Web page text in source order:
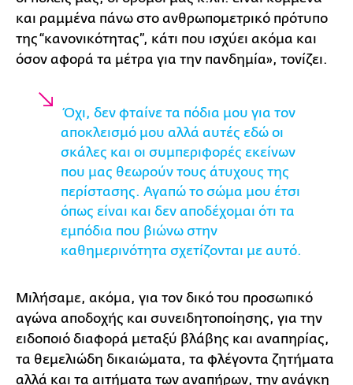
και ραμμένα πάνω στο ανθρωπομετρικό πρότυπο
της “κανονικότητας”, κάτι που ισχύει ακόμα και
όσον αφορά τα μέτρα για την πανδημία», τονίζει.
Όχι, δεν φταίνε τα πόδια μου για τον
αποκλεισμό μου αλλά αυτές εδώ οι
σκάλες και οι συμπεριφορές εκείνων
που μας θεωρούν τους άτυχους της
περίστασης. Αγαπώ το σώμα μου έτσι
όπως είναι και δεν αποδέχομαι ότι τα
εμπόδια που βιώνω στην
καθημερινότητα σχετίζονται με αυτό.
Μιλήσαμε, ακόμα, για τον δικό του προσωπικό
αγώνα αποδοχής και συνειδητοποίησης, για την
ειδοποιό διαφορά μεταξύ βλάβης και αναπηρίας,
τα θεμελιώδη δικαιώματα, τα φλέγοντα ζητήματα
αλλά και τα αιτήματα των αναπήρων, την ανάγκη